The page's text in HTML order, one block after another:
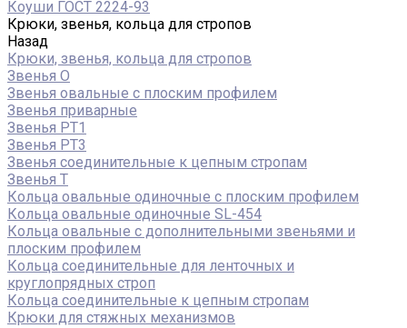
Коуши ГОСТ 2224-93
Крюки, звенья, кольца для стропов
Назад
Крюки, звенья, кольца для стропов
Звенья О
Звенья овальные с плоским профилем
Звенья приварные
Звенья РТ1
Звенья РТ3
Звенья соединительные к цепным стропам
Звенья Т
Кольца овальные одиночные c плоским профилем
Кольца овальные одиночные SL-454
Кольца овальные с дополнительными звеньями и
плоским профилем
Кольца соединительные для ленточных и
круглопрядных строп
Кольца соединительные к цепным стропам
Крюки для стяжных механизмов